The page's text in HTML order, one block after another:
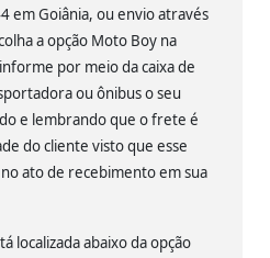
em Goiânia, ou envio através
a opção Moto Boy na
por meio da caixa de
ou ônibus o seu
e lembrando que o frete é
do cliente visto que esse
ato de recebimento em sua
localizada abaixo da opção